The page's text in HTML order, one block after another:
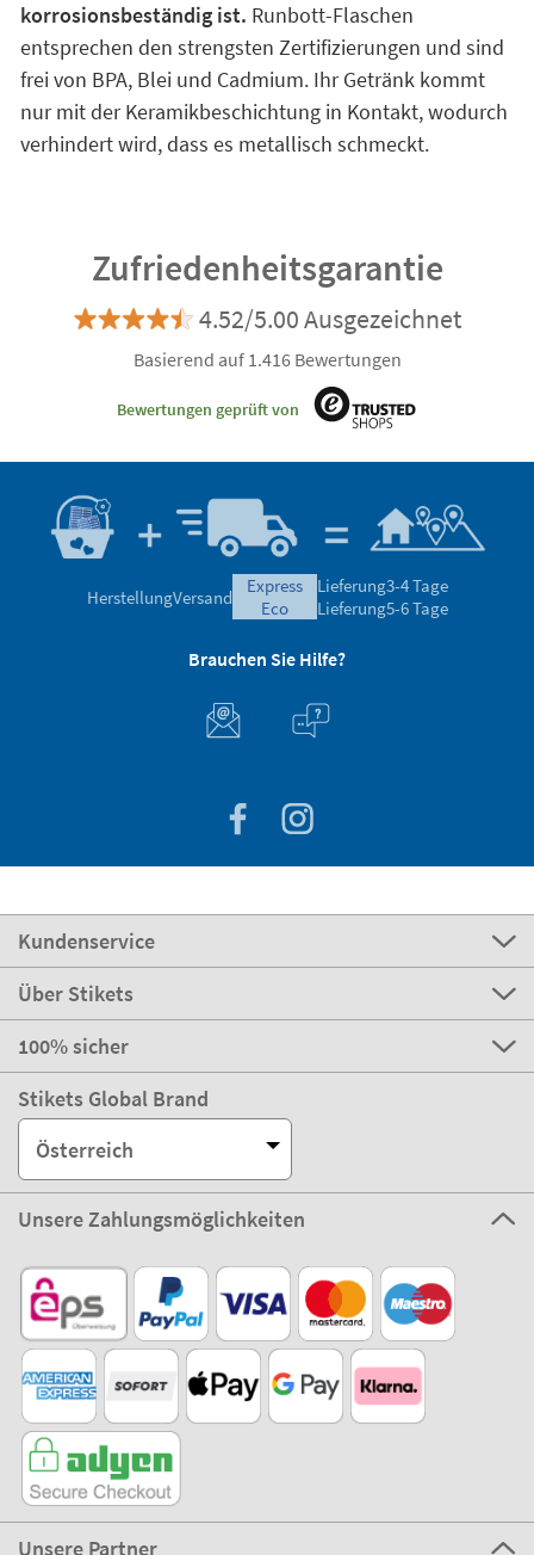
korrosionsbeständig ist. Runbott-Flaschen
entsprechen den strengsten Zertifizierungen und sind
frei von BPA, Blei und Cadmium. Ihr Getränk kommt
nur mit der Keramikbeschichtung in Kontakt, wodurch
verhindert wird, dass es metallisch schmeckt.
Zufriedenheitsgarantie
4.52/5.00 Ausgezeichnet
Basierend auf 1.416 Bewertungen
Bewertungen geprüft von
HerstellungVersand
express
eco
Lieferung3-4 Tage
Lieferung5-6 Tage
Brauchen Sie Hilfe?
Kundenservice
Über Stikets
100% sicher
Stikets Global Brand
Österreich
Unsere Zahlungsmöglichkeiten
Unsere Partner